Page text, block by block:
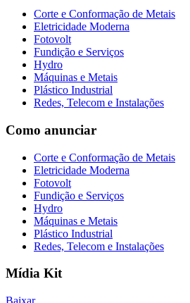
Corte e Conformação de Metais
Eletricidade Moderna
Fotovolt
Fundição e Serviços
Hydro
Máquinas e Metais
Plástico Industrial
Redes, Telecom e Instalações
Como anunciar
Corte e Conformação de Metais
Eletricidade Moderna
Fotovolt
Fundição e Serviços
Hydro
Máquinas e Metais
Plástico Industrial
Redes, Telecom e Instalações
Mídia Kit
Baixar